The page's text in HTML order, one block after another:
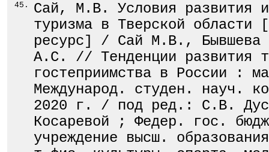
45.
Сай, М.В. Условия развития
туризма в Тверской области
ресурс] / Сай М.В., Бывшева
А.С. // Тенденции развития
гостеприимства в России :
Международ. студен. науч.
2020 г. / под ред.: С.В.
Косаревой ; Федер. гос.
учреждение высш.